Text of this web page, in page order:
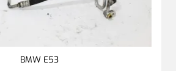
BMW E53